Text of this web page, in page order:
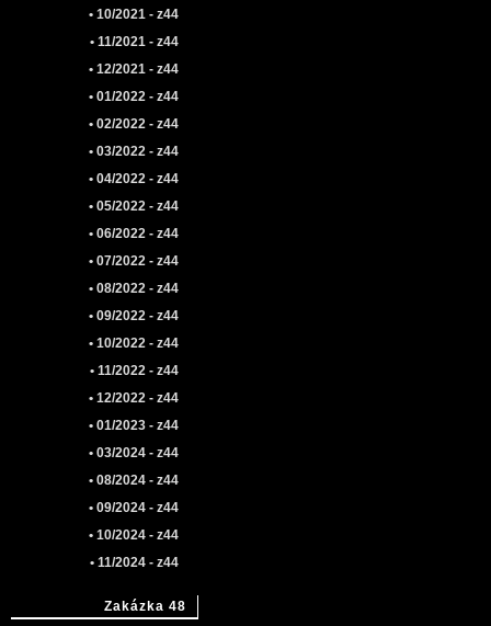
• 10/2021 - z44
• 11/2021 - z44
• 12/2021 - z44
• 01/2022 - z44
• 02/2022 - z44
• 03/2022 - z44
• 04/2022 - z44
• 05/2022 - z44
• 06/2022 - z44
• 07/2022 - z44
• 08/2022 - z44
• 09/2022 - z44
• 10/2022 - z44
• 11/2022 - z44
• 12/2022 - z44
• 01/2023 - z44
• 03/2024 - z44
• 08/2024 - z44
• 09/2024 - z44
• 10/2024 - z44
• 11/2024 - z44
Zakázka 48